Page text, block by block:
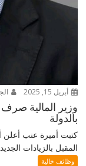
أبريل 15, 2025
وزير المالية صرف
بالدولة
كتبت أميرة عنب أعلن
المقبل بالزيادات
وظائف خالية